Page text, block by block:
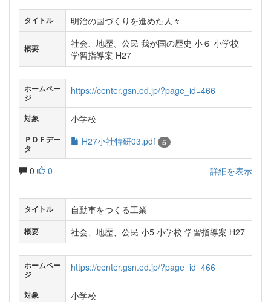
タイトル 明治の国づくりを進めた人々
概要
社会、地歴、公民 我が国の歴史 小６ 小学校
学習指導案 H27
ホームペー
ジ
https://center.gsn.ed.jp/?page_id=466
対象 小学校
ＰＤＦデー
タ
H27小社特研03.pdf 5
0 0 詳細を表示
タイトル 自動車をつくる工業
概要 社会、地歴、公民 小5 小学校 学習指導案 H27
ホームペー
ジ
https://center.gsn.ed.jp/?page_id=466
対象 小学校